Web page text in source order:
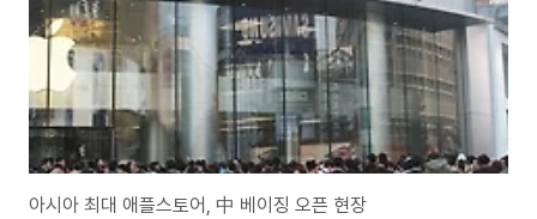
아시아 최대 애플스토어, 中 베이징 오픈 현장